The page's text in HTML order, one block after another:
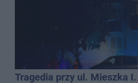
Tragedia przy ul. Mieszka